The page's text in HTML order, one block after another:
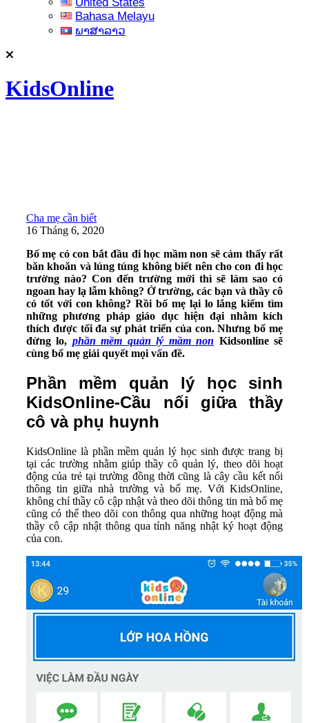
Bahasa Melayu
ພາສາລາວ
KidsOnline
Cha mẹ cần biết
16 Tháng 6, 2020
Bố mẹ có con bắt đầu đi học mầm non sẽ cảm thấy rất
băn khoăn và lúng túng không biết nên cho con đi học
trường nào? Con đến trường mới thì sẽ làm sao có
ngoan hay lạ lẫm không? Ở trường, các bạn và thầy cô
có tốt với con không? Rồi bố mẹ lại lo lắng kiếm tìm
những phương pháp giáo dục hiện đại nhằm kích
thích được tối đa sự phát triển của con. Nhưng bố mẹ
đừng lo, phần mềm quản lý mầm non Kidsonline sẽ
cùng bố mẹ giải quyết mọi vấn đề.
Phần mềm quản lý học sinh
KidsOnline-Cầu nối giữa thầy
cô và phụ huynh
KidsOnline là phần mềm quản lý học sinh được trang bị
tại các trường nhằm giúp thầy cô quản lý, theo dõi hoạt
động của trẻ tại trường đồng thời cũng là cây cầu kết nối
thông tin giữa nhà trường và bố mẹ. Với KidsOnline,
không chỉ thầy cô cập nhật và theo dõi thông tin mà bố mẹ
cũng có thể theo dõi con thông qua những hoạt động mà
thầy cô cập nhật thông qua tính năng nhật ký hoạt động
của con.